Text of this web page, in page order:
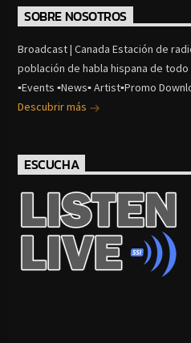
SOBRE NOSOTROS
Broadcast | Canada Estación de
población de habla hispana de todo
▪Events ▪News▪ Artist▪Promo
Descubrir más
ESCUCHA